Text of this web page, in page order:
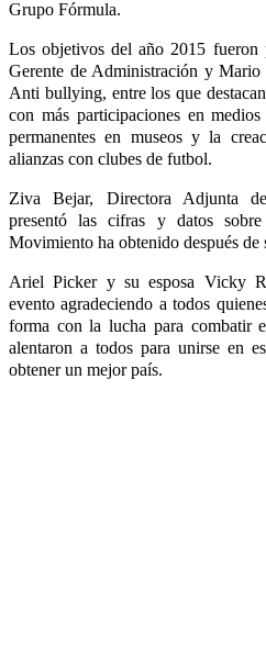
Grupo Fórmula.
Los objetivos del año 2015 fueron
Gerente de Administración y
Anti bullying, entre los que
con más participaciones en
permanentes en museos y la
alianzas con clubes de futbol.
Ziva Bejar, Directora Adjunta
presentó las cifras y datos
Movimiento ha obtenido después de
Ariel Picker y su esposa Vicky
evento agradeciendo a todos
forma con la lucha para combatir
alentaron a todos para unirse en
obtener un mejor país.